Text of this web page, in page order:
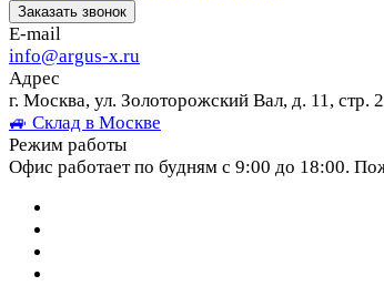
Заказать звонок
E-mail
info@argus-x.ru
Адрес
г. Москва, ул. Золоторожский Вал, д. 11, стр.
🚙 Склад в Москве
Режим работы
Офис работает по будням с 9:00 до 18:00.